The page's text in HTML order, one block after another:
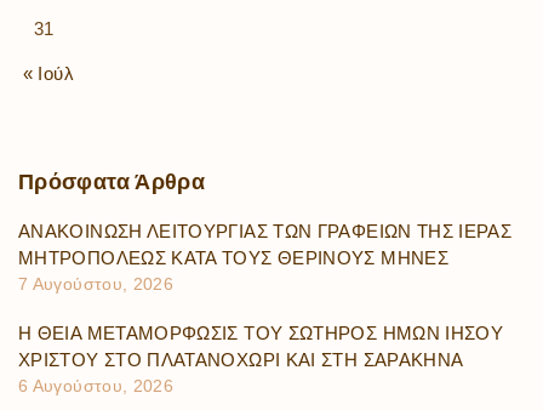
31
« Ιούλ
Πρόσφατα Άρθρα
ΑΝΑΚΟΙΝΩΣΗ ΛΕΙΤΟΥΡΓΙΑΣ ΤΩΝ ΓΡΑΦΕΙΩΝ ΤΗΣ ΙΕΡΑΣ
ΜΗΤΡΟΠΟΛΕΩΣ ΚΑΤΑ ΤΟΥΣ ΘΕΡΙΝΟΥΣ ΜΗΝΕΣ
7 Αυγούστου, 2026
Η ΘΕΙΑ ΜΕΤΑΜΟΡΦΩΣΙΣ ΤΟΥ ΣΩΤΗΡΟΣ ΗΜΩΝ ΙΗΣΟΥ
ΧΡΙΣΤΟΥ ΣΤΟ ΠΛΑΤΑΝΟΧΩΡΙ ΚΑΙ ΣΤΗ ΣΑΡΑΚΗΝΑ
6 Αυγούστου, 2026